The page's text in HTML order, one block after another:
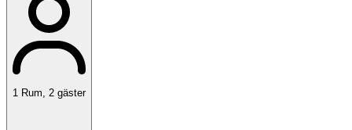
1 Rum, 2 gäster